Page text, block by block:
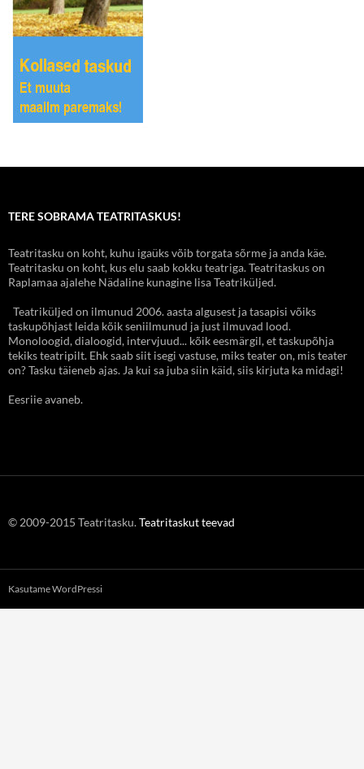
TERE SOBRAMA TEATRITASKUS!
Teatritasku on koht, kuhu igaüks võib torgata sõrme ja anda käe.
Teatritasku on koht, kus elu saab kokku teatriga. Teatritaskus on
Raplamaa ajalehe Nädaline kunagine lisa Teatriküljed.
Teatriküljed on ilmunud 2006. aasta algusest ja tasapisi võiks
taskupõhjast leida kõik seniilmunud ja just ilmuvad lood.
Monoloogid, dialoogid, intervjuud... kõik eesmärgil, et taskupõhja
tekiks teatripilt. Ehk saab siit isegi vastuse, miks teater on, mis teater
on? Tasku täieneb ajas. Ja kui sa juba siin käid, siis kirjuta ka midagi!
Eesriie avaneb.
© 2009-2015 Teatritasku.Teatritaskut teevad
Kasutame WordPressi